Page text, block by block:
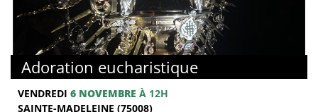
Adoration eucharistique
VENDREDI 6 NOVEMBRE À 12H
SAINTE-MADELEINE (75008)